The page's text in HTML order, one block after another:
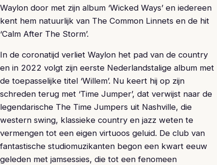
Waylon door met zijn album ‘Wicked Ways’ en iedereen
kent hem natuurlijk van The Common Linnets en de hit
‘Calm After The Storm’.
In de coronatijd verliet Waylon het pad van de country
en in 2022 volgt zijn eerste Nederlandstalige album met
de toepasselijke titel ‘Willem’. Nu keert hij op zijn
schreden terug met ‘Time Jumper’, dat verwijst naar de
legendarische The Time Jumpers uit Nashville, die
western swing, klassieke country en jazz weten te
vermengen tot een eigen virtuoos geluid. De club van
fantastische studiomuzikanten begon een kwart eeuw
geleden met jamsessies, die tot een fenomeen